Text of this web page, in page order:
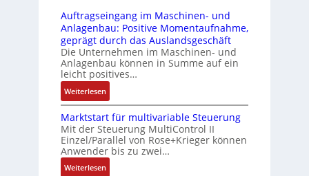
s
i
c
h
f
l
e
x
i
b
e
l
f
i
e
n
4
G
u
n
d
5
G
a
Z
e
r
t
i
i
e
r
u
c
k
a
u
s
g
l
e
i
c
h
Auftragseingang im Maschinen- und
Anlagenbau: Positive Momentaufnahme,
geprägt durch das Auslandsgeschäft
Die Unternehmen im Maschinen- und
Anlagenbau können in Summe auf ein
leicht positives…
Weiterlesen:
A
u
f
t
r
a
Marktstart für multivariable Steuerung
Mit der Steuerung MultiControl II
Einzel/Parallel von Rose+Krieger können
Anwender bis zu zwei…
Weiterlesen: